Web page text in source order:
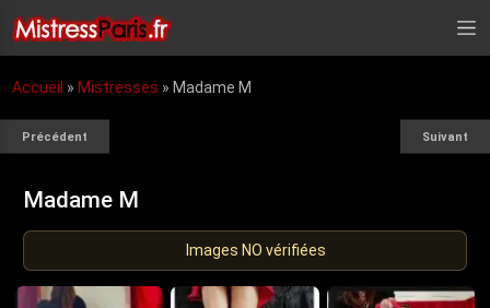
Accueil » Mistresses » Madame M
Précédent Suivant
Madame M
Images NO vérifiées